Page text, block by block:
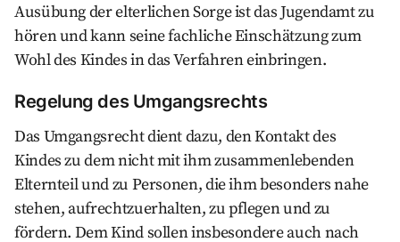
Ausübung der elterlichen Sorge ist das Jugendamt zu
hören und kann seine fachliche Einschätzung zum
Wohl des Kindes in das Verfahren einbringen.
Regelung des Umgangsrechts
Das Umgangsrecht dient dazu, den Kontakt des
Kindes zu dem nicht mit ihm zusammenlebenden
Elternteil und zu Personen, die ihm besonders nahe
stehen, aufrechtzuerhalten, zu pflegen und zu
fördern. Dem Kind sollen insbesondere auch nach